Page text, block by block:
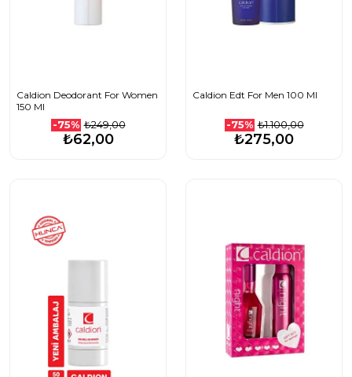
Caldion Deodorant For Women
150 Ml
-75% ₺249,00
₺62,00
Caldion Edt For Men 100 Ml
-75% ₺1.100,00
₺275,00